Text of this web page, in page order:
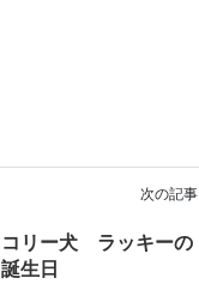
次の記事
コリー犬 ラッキーの
誕生日